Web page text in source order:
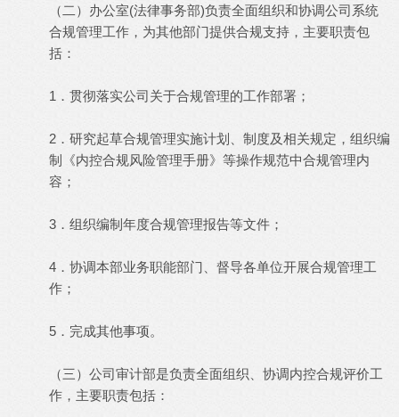
（二）办公室(法律事务部)负责全面组织和协调公司系统
合规管理工作，为其他部门提供合规支持，主要职责包
括：
1．贯彻落实公司关于合规管理的工作部署；
2．研究起草合规管理实施计划、制度及相关规定，组织编
制《内控合规风险管理手册》等操作规范中合规管理内
容；
3．组织编制年度合规管理报告等文件；
4．协调本部业务职能部门、督导各单位开展合规管理工
作；
5．完成其他事项。
（三）公司审计部是负责全面组织、协调内控合规评价工
作，主要职责包括：